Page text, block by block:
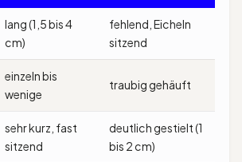
lang (1,5 bis 4
cm)
fehlend, Eicheln
sitzend
einzeln bis
wenige
traubig gehäuft
sehr kurz, fast
sitzend
deutlich gestielt (1
bis 2 cm)